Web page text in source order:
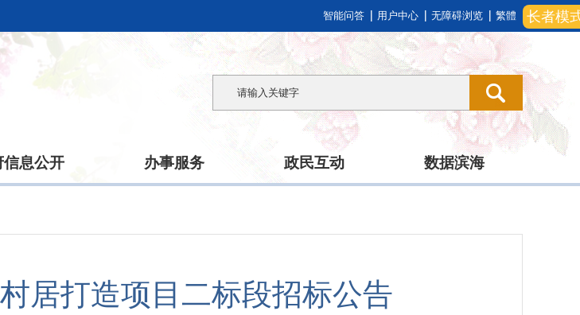
长者模
智能问答 用户中心 无障碍浏览 繁體
信息公开 办事服务 政民互动 数据滨海
居打造项目二标段招标公告